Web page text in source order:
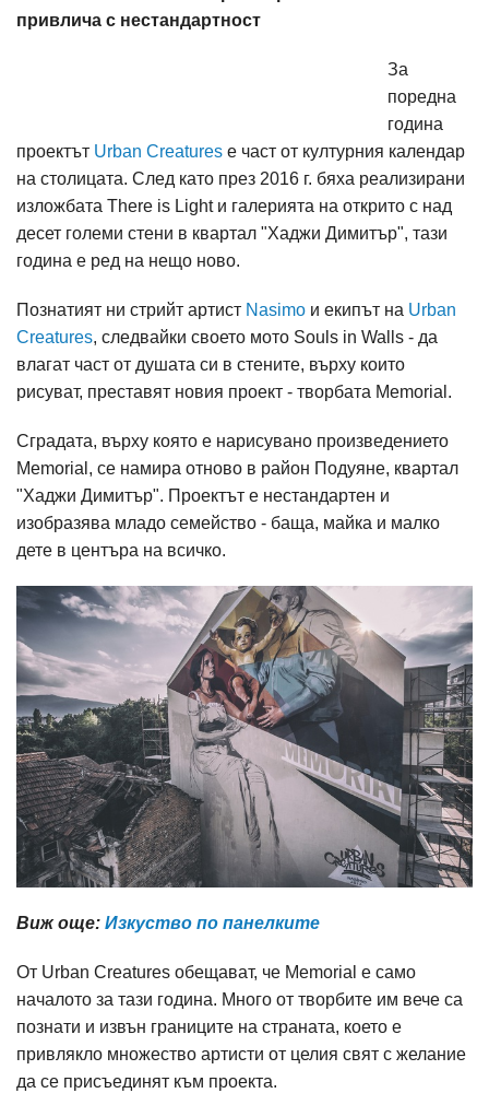
привлича с нестандартност
За
поредна
година
проектът Urban Creatures e част от културния календар
на столицата. След като през 2016 г. бяха реализирани
изложбата There is Light и галерията на открито с над
десет големи стени в квартал "Хаджи Димитър", тази
година е ред на нещо ново.
Познатият ни стрийт артист Nasimo и екипът на Urban
Creatures, следвайки своето мото Souls in Walls - да
влагат част от душата си в стените, върху които
рисуват, преставят новия проект - творбата Memorial.
Сградата, върху която е нарисувано произведението
Memorial, се намира отново в район Подуяне, квартал
"Хаджи Димитър". Проектът е нестандартен и
изобразява младо семейство - баща, майка и малко
дете в центъра на всичко.
Виж още: Изкуство по панелките
От Urban Creatures обещават, че Memorial e само
началото за тази година. Много от творбите им вече са
познати и извън границите на страната, което е
привлякло множество артисти от целия свят с желание
да се присъединят към проекта.